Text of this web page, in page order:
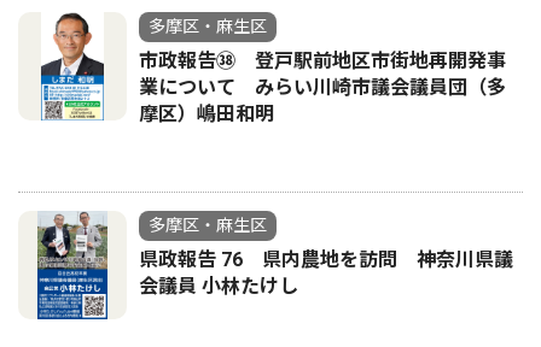
多摩区・麻生区
市政報告㊳ 登戸駅前地区市街地再開発事
業について みらい川崎市議会議員団（多
摩区）嶋田和明
多摩区・麻生区
県政報告 76 県内農地を訪問 神奈川県議
会議員 小林たけし